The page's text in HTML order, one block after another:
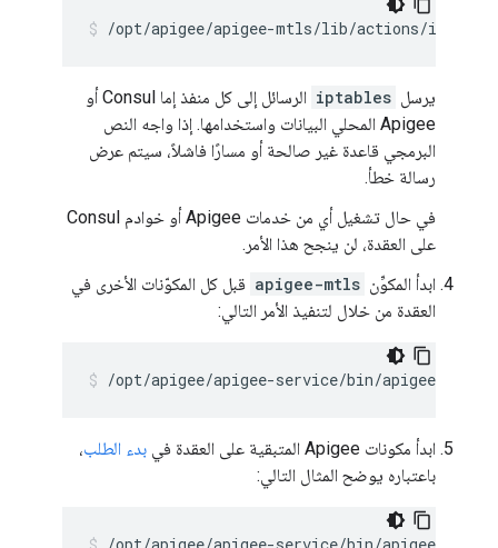
/opt/apigee/apigee-mtls/lib/actions/
يرسل iptables
الرسائل إلى كل منفذ إما Consul أو
Apigee المحلي البيانات واستخدامها. إذا واجه النص
البرمجي قاعدة غير صالحة أو مسارًا فاشلاً، سيتم عرض
رسالة خطأ.
في حال تشغيل أي من خدمات Apigee أو خوادم Consul
على العقدة، لن ينجح هذا الأمر.
ابدأ المكوِّن apigee-mtls قبل كل المكوّنات الأخرى في
العقدة من خلال لتنفيذ الأمر التالي:
/opt/apigee/apigee-service/bin/apigee-
ابدأ مكونات Apigee المتبقية على العقدة في بدء الطلب،
باعتباره يوضح المثال التالي: